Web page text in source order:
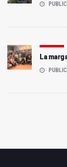
La